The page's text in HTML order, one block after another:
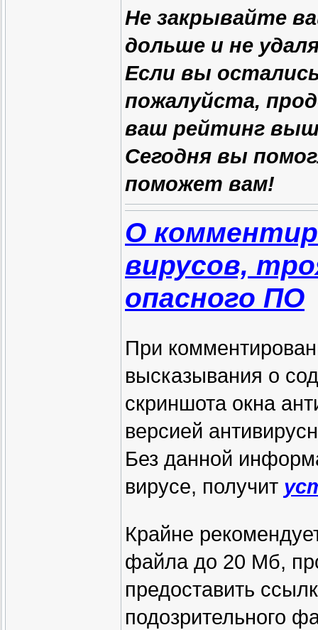
Не закрывайте
дольше и не
Если вы
пожалуйста,
ваш рейтинг
Сегодня вы
поможет вам!
О
вирусов,
опасного ПО
При
высказывания о
скриншота окна
версией
Без данной
вирусе, получит
Крайне
файла до 20 Мб,
предоставить
подозрительного